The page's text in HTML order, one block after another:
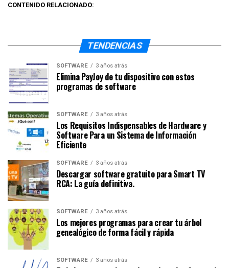
CONTENIDO RELACIONADO:
TENDENCIAS
SOFTWARE 3 años atrás
Elimina PayJoy de tu dispositivo con estos
programas de software
SOFTWARE 3 años atrás
Los Requisitos Indispensables de Hardware y
Software Para un Sistema de Información
Eficiente
SOFTWARE 3 años atrás
Descargar software gratuito para Smart TV
RCA: La guía definitiva.
SOFTWARE 3 años atrás
Los mejores programas para crear tu árbol
genealógico de forma fácil y rápida
SOFTWARE 3 años atrás